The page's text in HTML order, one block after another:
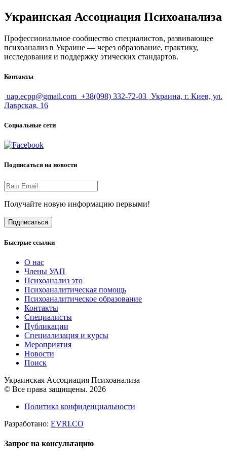
Украинская Ассоциация Психоанализа
Профессиональное сообщество специалистов, развивающее
психоанализ в Украине — через образование, практику,
исследования и поддержку этических стандартов.
Контакты
uap.ecpp@gmail.com +38(098) 332-72-03 Украина, г. Киев, ул.
Лаврская, 16
Социальные сети
Подписаться на новости
Получайте новую информацию первыми!
Подписаться
Быстрые ссылки
О нас
Члены УАП
Психоанализ это
Психоаналитическая помощь
Психоаналитическое образование
Контакты
Специалисты
Публикации
Специализация и курсы
Мероприятия
Новости
Поиск
Украинская Ассоциация Психоанализа
© Все права защищены. 2026
Политика конфиденциальности
Разработано: EVRI.CO
Запрос на консультацию